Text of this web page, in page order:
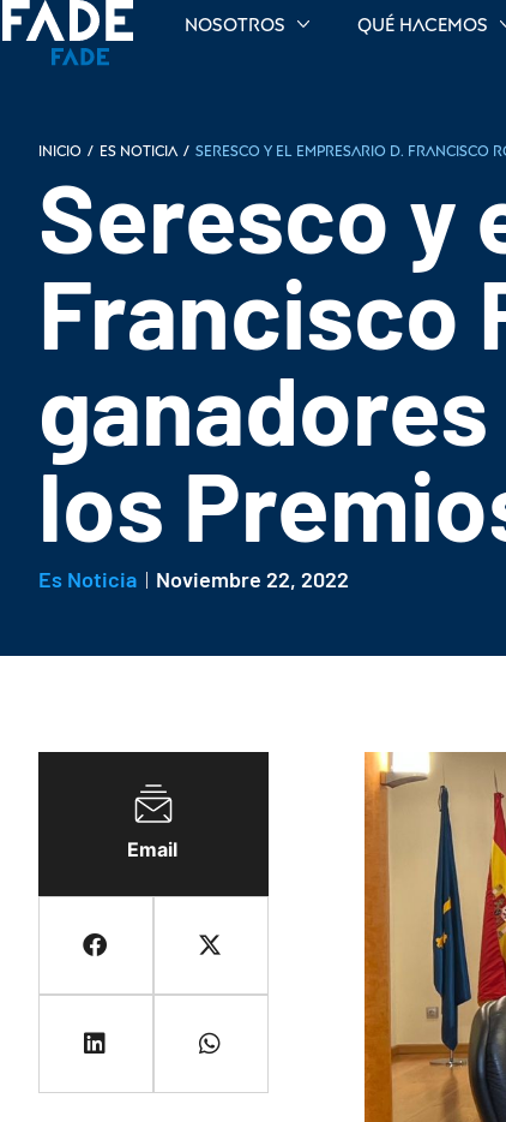
Nosotros Qué hacemos
INICIO / Es noticia / Seresco y el empresario D. Francisco
Seresco y
Francisco
los
Es Noticia Noviembre 22, 2022
Email